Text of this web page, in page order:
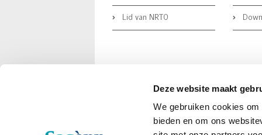
Deze website maakt
We gebruiken cookies
bieden en om ons
Lid van NRTO